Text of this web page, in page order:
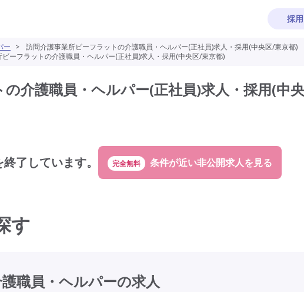
採
ー >
訪問介護事業所ビーフラットの介護職員・ヘルパー(正社員)求人・採用(中央区/東京都)
ーフラットの介護職員・ヘルパー(正社員)求人・採用(中央区/東京都)
介護職員・ヘルパー(正社員)求人・採用(中
了しています。 完全無料
す
職員・ヘルパーの求人